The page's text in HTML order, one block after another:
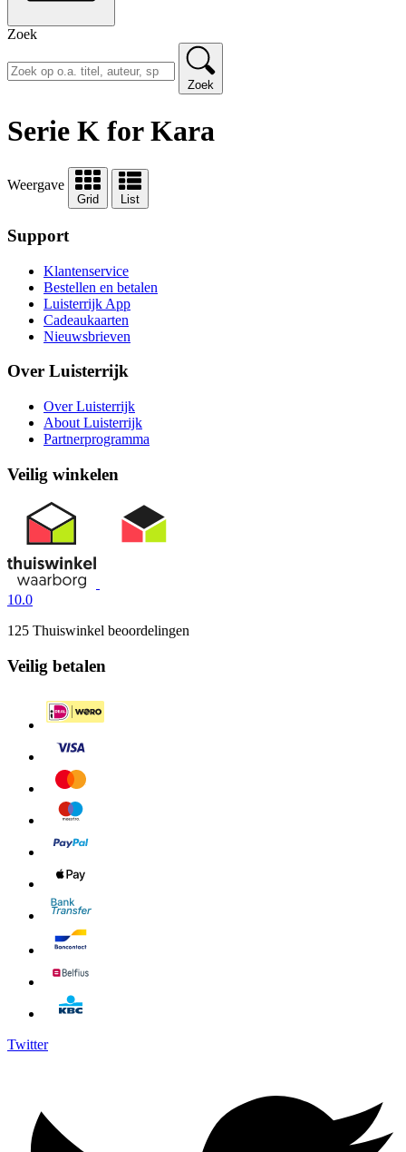
Zoek
Zoek
Serie K for Kara
Weergave
Grid List
Support
Klantenservice
Bestellen en betalen
Luisterrijk App
Cadeaukaarten
Nieuwsbrieven
Over Luisterrijk
Over Luisterrijk
About Luisterrijk
Partnerprogramma
Veilig winkelen
10.0
125 Thuiswinkel beoordelingen
Veilig betalen
Twitter